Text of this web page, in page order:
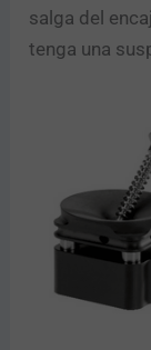
salga del
tenga una